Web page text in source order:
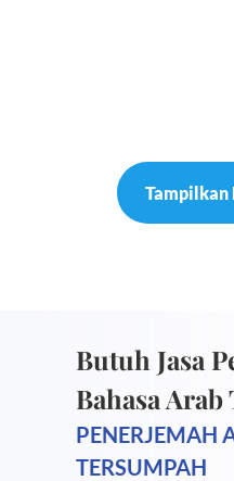
Tampilkan
Butuh Jasa
Bahasa
PENERJEMAH
TERSUMPAH